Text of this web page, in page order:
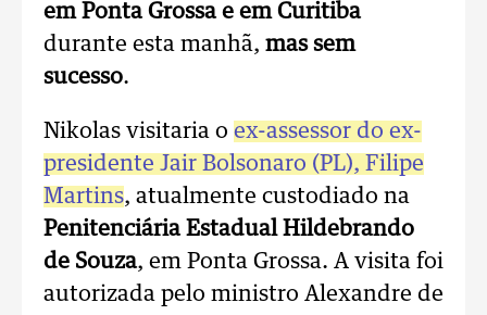
em Ponta Grossa e em Curitiba
durante esta manhã, mas sem
sucesso.
Nikolas visitaria o ex-assessor do ex-
presidente Jair Bolsonaro (PL), Filipe
Martins, atualmente custodiado na
Penitenciária Estadual Hildebrando
de Souza, em Ponta Grossa. A visita foi
autorizada pelo ministro Alexandre de